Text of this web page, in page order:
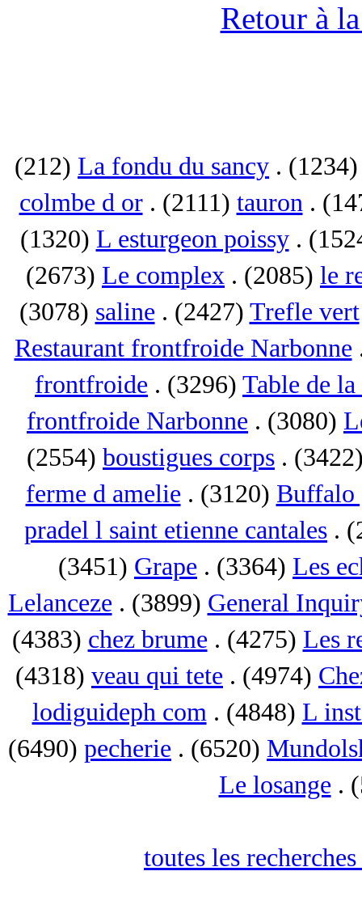
Retour à
(212) La fondu du sancy . (1234)
colmbe d or. (2111) tauron.
(1320) L esturgeon poissy.
(2673) Le complex . (2085) le
(3078) saline . (2427) Trefle vert
Restaurant frontfroide Narbonne
frontfroide . (3296) Table de
frontfroide Narbonne . (3080)
(2554) boustigues corps .
ferme d amelie . (3120) Buffalo
pradel l saint etienne cantales .
(3451) Grape . (3364) Les
Lelanceze . (3899) General
(4383) chez brume . (4275) Les
(4318) veau qui tete . (4974)
lodiguideph com. (4848) L
(6490) pecherie . (6520)
Le losange .
toutes les